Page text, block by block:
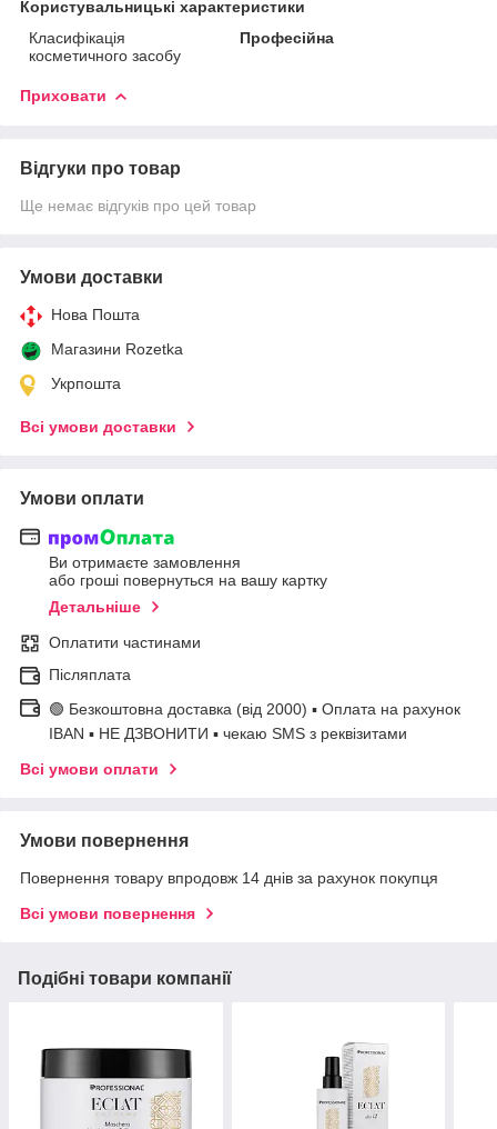
Користувальницькі характеристики
Класифікація
косметичного засобу
Професійна
Приховати
Відгуки про товар
Ще немає відгуків про цей товар
Умови доставки
Нова Пошта
Магазини Rozetka
Укрпошта
Всі умови доставки
Умови оплати
Ви отримаєте замовлення
або гроші повернуться на вашу картку
Детальніше
Оплатити частинами
Післяплата
🟢 Безкоштовна доставка (від 2000) ▪ Оплата на рахунок
IBAN ▪ НЕ ДЗВОНИТИ ▪ чекаю SMS з реквізитами
Всі умови оплати
Умови повернення
Повернення товару впродовж 14 днів за рахунок покупця
Всі умови повернення
Подібні товари компанії